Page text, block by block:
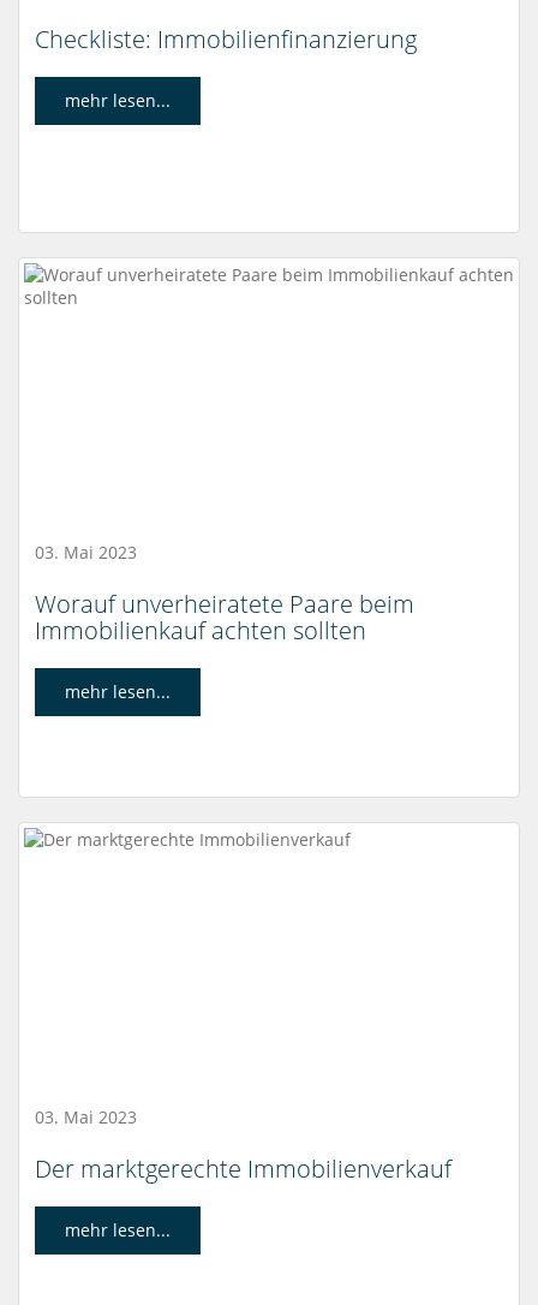
Checkliste: Immobilienfinanzierung
mehr lesen...
03. Mai 2023
Worauf unverheiratete Paare beim
Immobilienkauf achten sollten
mehr lesen...
03. Mai 2023
Der marktgerechte Immobilienverkauf
mehr lesen...